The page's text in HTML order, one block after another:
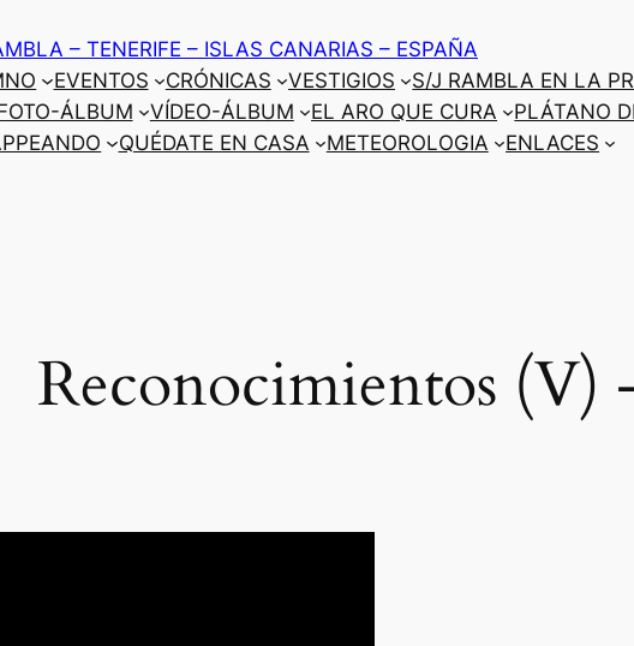
– TENERIFE – ISLAS CANARIAS – ESPAÑA
EVENTOS CRÓNICAS VESTIGIOS S/J RAMBLA EN LA
ÁLBUM VÍDEO-ÁLBUM EL ARO QUE CURA PLÁTANO
QUÉDATE EN CASA METEOROLOGIA ENLACES
Reconocimientos (V)